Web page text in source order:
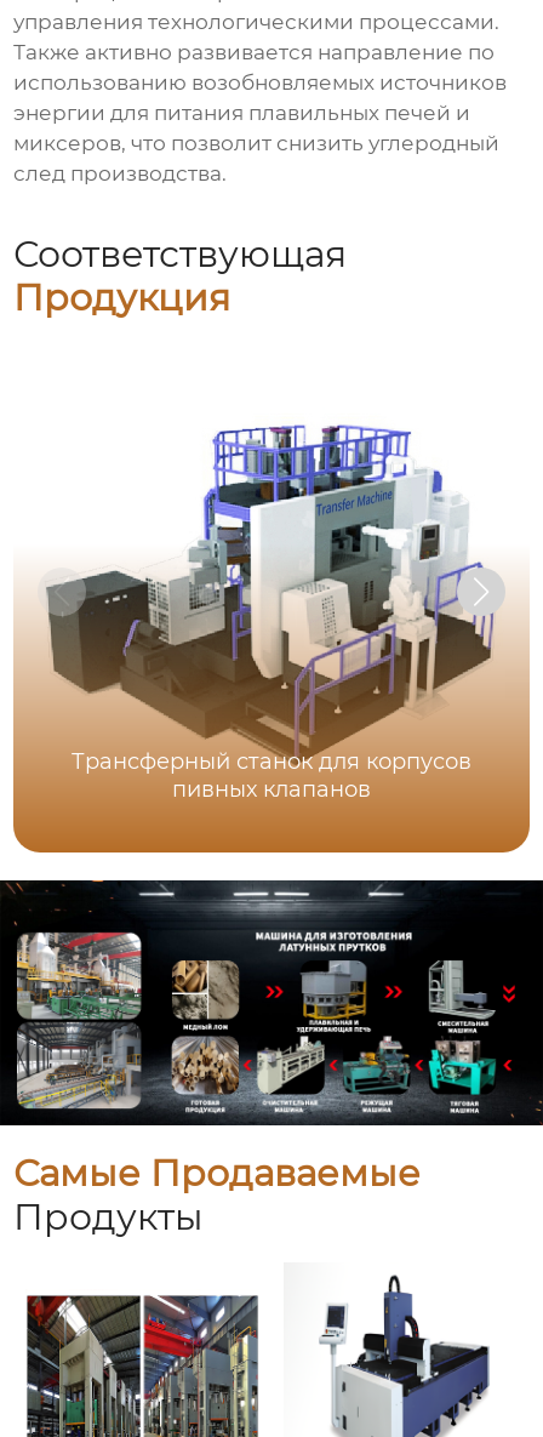
управления технологическими процессами.
Также активно развивается направление по
использованию возобновляемых источников
энергии для питания плавильных печей и
миксеров, что позволит снизить углеродный
след производства.
Соответствующая
Продукция
Трансферный станок для корпусов
пивных клапанов
Самые Продаваемые
Продукты